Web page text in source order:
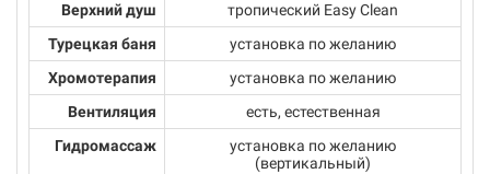
Верхний душ
тропический Easy Clean
Турецкая баня
установка по желанию
Хромотерапия
установка по желанию
Вентиляция
есть, естественная
Гидромассаж
установка по желанию
(вертикальный)